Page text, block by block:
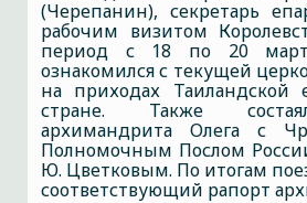
(Черепанин), секретарь
рабочим визитом
период с 18 по 20
ознакомился с текущей
на приходах Таиландской
стране. Также
архимандрита Олега с
Полномочным Послом
Ю. Цветковым. По итогам
соответствующий рапорт